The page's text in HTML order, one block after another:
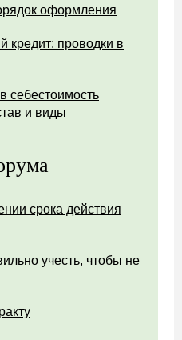
оформления
кредит: проводки в
себестоимость
и виды
срока действия
учесть, чтобы не